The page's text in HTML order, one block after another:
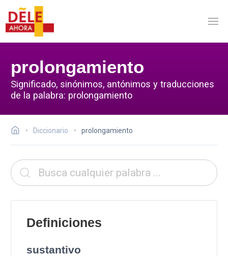
prolongamiento
Significado, sinónimos, antónimos y traducciones
de la palabra: prolongamiento
Diccionario prolongamiento
Definiciones
sustantivo